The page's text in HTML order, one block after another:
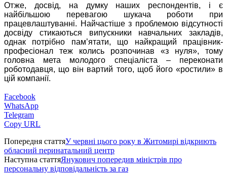
Отже, досвід, на думку наших респондентів, і є
найбільшою перевагою шукача роботи при
працевлаштуванні. Найчастіше з проблемою відсутності
досвіду стикаються випускники навчальних закладів,
однак потрібно пам’ятати, що найкращий працівник-
професіонал теж колись розпочинав «з нуля», тому
головна мета молодого спеціаліста – переконати
роботодавця, що він вартий того, щоб його «ростили» в
цій компанії.
Facebook
WhatsApp
Telegram
Copy URL
Попередня статтяУ червні цього року в Житомирі відкриють
обласний перинатальний центр
Наступна статтяЯнукович попередив міністрів про
персональну відповідальність за газ